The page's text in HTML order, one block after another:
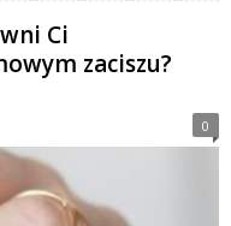
Ci
zaciszu?
0